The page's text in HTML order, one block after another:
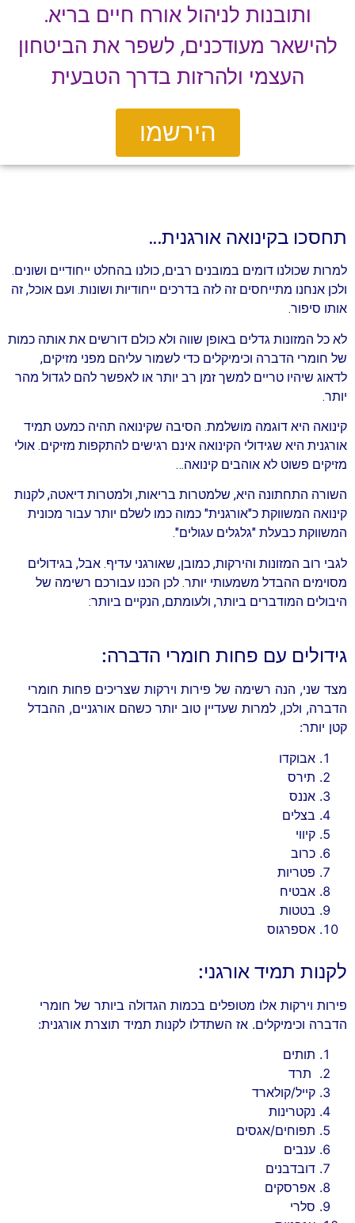
ותובנות לניהול אורח חיים בריא.
להישאר מעודכנים, לשפר את הביטחון
העצמי ולהרזות בדרך הטבעית
הירשמו
תחסכו בקינואה אורגנית…
למרות שכולנו דומים במובנים רבים, כולנו בהחלט ייחודיים ושונים.
ולכן אנחנו מתייחסים זה לזה בדרכים ייחודיות ושונות. ועם אוכל, זה
אותו סיפור.
לא כל המזונות גדלים באופן שווה ולא כולם דורשים את אותה כמות
של חומרי הדברה וכימיקלים כדי לשמור עליהם מפני מזיקים,
לדאוג שיהיו טריים למשך זמן רב יותר או לאפשר להם לגדול מהר
יותר.
קינואה היא דוגמה מושלמת. הסיבה שקינואה תהיה כמעט תמיד
אורגנית היא שגידולי הקינואה אינם רגישים להתקפות מזיקים. אולי
מזיקים פשוט לא אוהבים קינואה…
השורה התחתונה היא, שלמטרות בריאות, ולמטרות דיאטה, לקנות
קינואה המשווקת כ"אורגנית" כמוה כמו לשלם יותר עבור מכונית
המשווקת כבעלת "גלגלים עגולים".
לגבי רוב המזונות והירקות, כמובן, שאורגני עדיף. אבל, בגידולים
מסוימים ההבדל משמעותי יותר. לכן הכנו עבורכם רשימה של
היבולים המודברים ביותר, ולעומתם, הנקיים ביותר:
גידולים עם פחות חומרי הדברה:
מצד שני, הנה רשימה של פירות וירקות שצריכים פחות חומרי
הדברה, ולכן, למרות שעדיין טוב יותר כשהם אורגניים, ההבדל
קטן יותר:
אבוקדו
תירס
אננס
בצלים
קיווי
כרוב
פטריות
אבטיח
בטטות
אספרגוס
לקנות תמיד אורגני:
פירות וירקות אלו מטופלים בכמות הגדולה ביותר של חומרי
הדברה וכימיקלים. אז השתדלו לקנות תמיד תוצרת אורגנית:
תותים
תרד
קייל/קולארד
נקטרינות
תפוחים/אגסים
ענבים
דובדבנים
אפרסקים
סלרי